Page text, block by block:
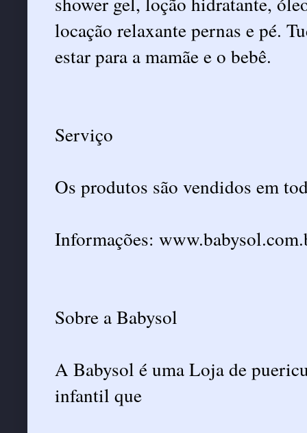
locação relaxante pernas e pé.
estar para a mamãe e o bebê.
Serviço
Os produtos são vendidos em
Informações:
Sobre a Babysol
A Babysol é uma Loja de
infantil que